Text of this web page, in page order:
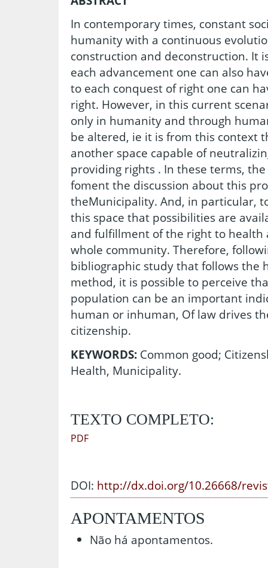
In contemporary times, constant
humanity with a continuous
construction and deconstruction. It
each advancement one can also
to each conquest of right one can
right. However, in this current
only in humanity and through
be altered, ie it is from this context
another space capable of
providing rights . In these terms,
foment the discussion about this
theMunicipality. And, in particular,
this space that possibilities are
and fulfillment of the right to health
whole community. Therefore,
bibliographic study that follows the
method, it is possible to perceive
population can be an important
human or inhuman, Of law drives
citizenship.
KEYWORDS: Common good;
Health, Municipality.
TEXTO COMPLETO:
PDF
DOI: http://dx.doi.org/10.26668/
APONTAMENTOS
Não há apontamentos.